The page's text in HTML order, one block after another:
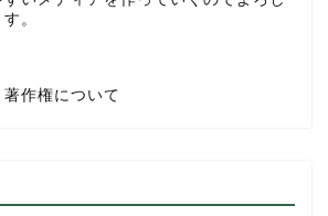
。
作権について